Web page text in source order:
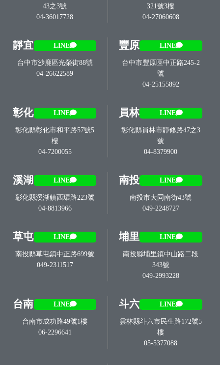
43之3號
04-36017728
321號3樓
04-27060608
靜宜 LINE
台中市沙鹿區光榮街88號
04-26622589
豐原 LINE
台中市豐原區中正路245-2
號
04-25155892
彰化 LINE
彰化縣彰化市和平路57號5
樓
04-7200055
員林 LINE
彰化縣員林市靜修路47之3
號
04-8379900
溪湖 LINE
彰化縣溪湖鎮西環路223號
04-8813966
南投 LINE
南投市大同南街43號
049-2248727
草屯 LINE
南投縣草屯鎮中正路699號
049-2311517
埔里 LINE
南投縣埔里鎮中山路二段
343號
049-2993228
台南 LINE
台南市成功路49號1樓
06-2296641
斗六 LINE
雲林縣斗六市民生路172號5
樓
05-5377088